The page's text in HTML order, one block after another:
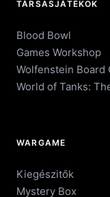
TÁRSASJÁTÉKOK
Blood Bowl
Games Workshop
Wolfenstein Board
World of Tanks:
WARGAME
Kiegészitők
Mystery Box